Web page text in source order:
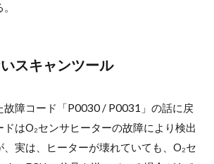
スキャンツール
故障コード「P0030 / P0031」の話に戻
ドはO₂センサヒーターの故障により検出
、実は、ヒーターが壊れていても、O₂セ